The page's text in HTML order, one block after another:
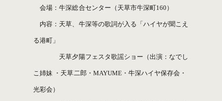
会場：牛深総合センター（天草市牛深町160）
内容：天草、牛深等の歌詞が入る「ハイヤが聞こえ
る港町」
天草夕陽フェスタ歌謡ショー（出演：なでし
こ姉妹 ・天草二郎・MAYUME・牛深ハイヤ保存会・
光彩会）